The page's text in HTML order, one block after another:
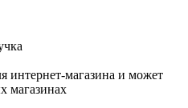
интернет-магазина и может
магазинах